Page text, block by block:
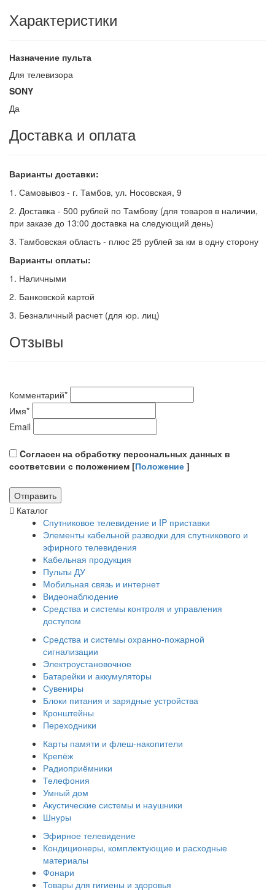
Характеристики
Назначение пульта
Для телевизора
SONY
Да
Доставка и оплата
Варианты доставки:
1. Самовывоз - г. Тамбов, ул. Носовская, 9
2. Доставка - 500 рублей по Тамбову (для товаров в наличии,
при заказе до 13:00 доставка на следующий день)
3. Тамбовская область - плюс 25 рублей за км в одну сторону
Варианты оплаты:
1. Наличными
2. Банковской картой
3. Безналичный расчет (для юр. лиц)
Отзывы
Комментарий*
Имя*
Email
Cогласен на обработку персональных данных в
соответсвии с положением [Положение ]
Каталог
Спутниковое телевидение и IP приставки
Элементы кабельной разводки для спутникового и
эфирного телевидения
Кабельная продукция
Пульты ДУ
Мобильная связь и интернет
Видеонаблюдение
Средства и системы контроля и управления
доступом
Средства и системы охранно-пожарной
сигнализации
Электроустановочное
Батарейки и аккумуляторы
Сувениры
Блоки питания и зарядные устройства
Кронштейны
Переходники
Карты памяти и флеш-накопители
Крепёж
Радиоприёмники
Телефония
Умный дом
Акустические системы и наушники
Шнуры
Эфирное телевидение
Кондиционеры, комплектующие и расходные
материалы
Фонари
Товары для гигиены и здоровья